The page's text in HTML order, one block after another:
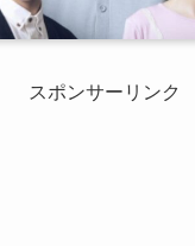
スポンサーリンク